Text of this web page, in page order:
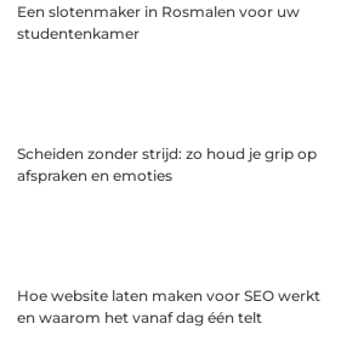
Een slotenmaker in Rosmalen voor uw
studentenkamer
Scheiden zonder strijd: zo houd je grip op
afspraken en emoties
Hoe website laten maken voor SEO werkt
en waarom het vanaf dag één telt